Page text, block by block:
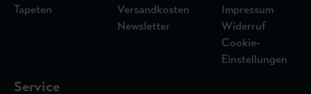
Tapeten
Versandkosten
Newsletter
Impressum
Widerruf
Cookie-
Einstellungen
Service